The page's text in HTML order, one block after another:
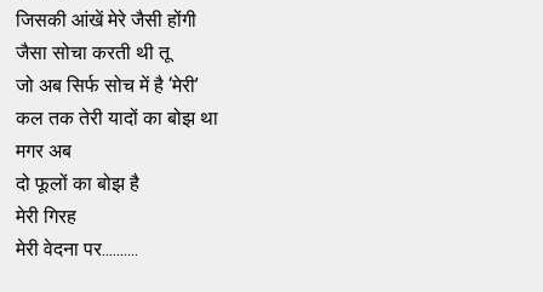
जिसकी आंखें मेरे जैसी होंगी
जैसा सोचा करती थी तू
जो अब सिर्फ सोच में है ‘मेरी’
कल तक तेरी यादों का बोझ था
मगर अब
दो फूलों का बोझ है
मेरी गिरह
मेरी वेदना पर..........